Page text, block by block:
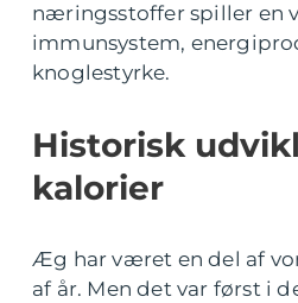
næringsstoffer spiller en
immunsystem,
knoglestyrke.
Historisk
kalorier
Æg har været en del af
af år. Men det var først i